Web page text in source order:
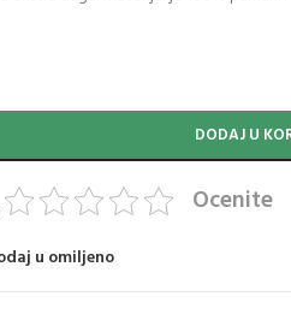
DODAJ U
Ocenite
u omiljeno